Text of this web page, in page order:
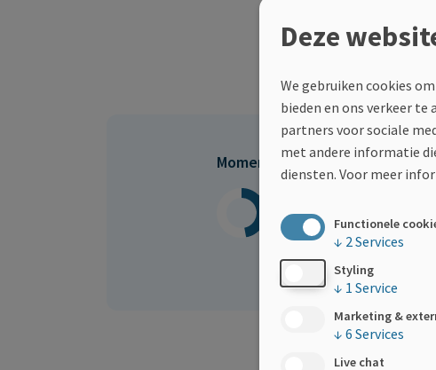
Momenteel ingezameld
/€300
Deze
We gebruiken cookies
bieden en ons verkeer
partners voor sociale
met andere informatie
diensten. Voor meer
Functionele
↓ 2 Services
Styling
↓ 1 Service
Marketing &
↓ 6 Services
Live chat